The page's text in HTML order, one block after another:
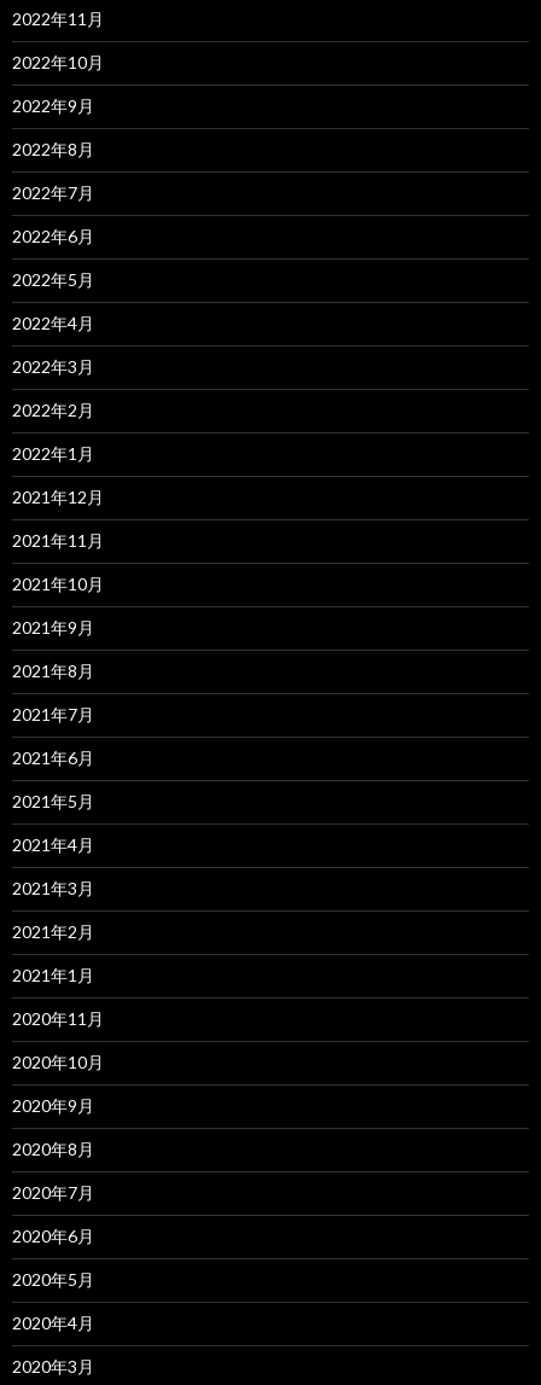
2022年11月
2022年10月
2022年9月
2022年8月
2022年7月
2022年6月
2022年5月
2022年4月
2022年3月
2022年2月
2022年1月
2021年12月
2021年11月
2021年10月
2021年9月
2021年8月
2021年7月
2021年6月
2021年5月
2021年4月
2021年3月
2021年2月
2021年1月
2020年11月
2020年10月
2020年9月
2020年8月
2020年7月
2020年6月
2020年5月
2020年4月
2020年3月